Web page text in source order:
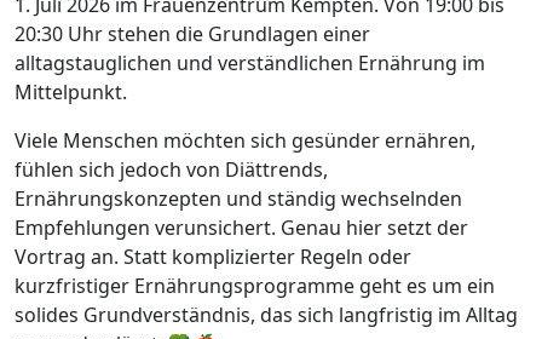
1. Juli 2026 im Frauenzentrum Kempten. Von 19:00 bis
20:30 Uhr stehen die Grundlagen einer
alltagstauglichen und verständlichen Ernährung im
Mittelpunkt.
Viele Menschen möchten sich gesünder ernähren,
fühlen sich jedoch von Diättrends,
Ernährungskonzepten und ständig wechselnden
Empfehlungen verunsichert. Genau hier setzt der
Vortrag an. Statt komplizierter Regeln oder
kurzfristiger Ernährungsprogramme geht es um ein
solides Grundverständnis, das sich langfristig im Alltag